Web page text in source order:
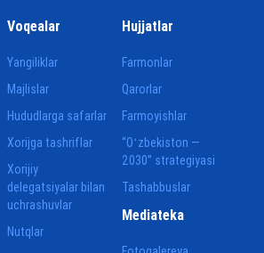
Voqealar
Yangiliklar
Majlislar
Hududlarga safarlar
Xorijga tashriflar
Xorijiy
delegatsiyalar bilan
uchrashuvlar
Nutqlar
Hujjatlar
Farmonlar
Qarorlar
Farmoyishlar
“Oʻzbekiston —
2030” strategiyasi
Tashabbuslar
Mediateka